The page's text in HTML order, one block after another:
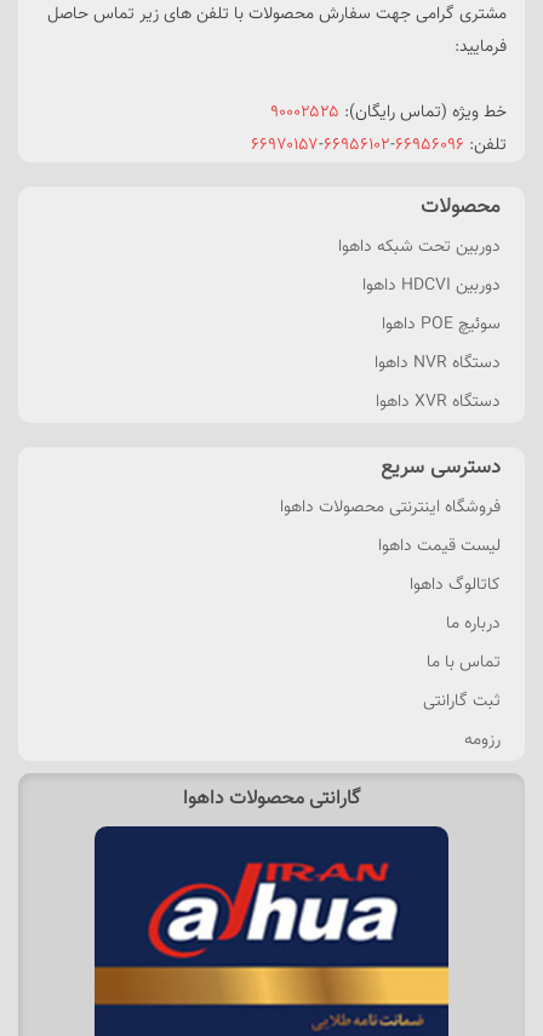
مشتری گرامی جهت سفارش محصولات با تلفن های زیر تماس حاصل
فرمایید:
خط ویژه (تماس رایگان): ۹۰۰۰۲۵۲۵
تلفن: ۶۶۹۵۶۰۹۶-۶۶۹۵۶۱۰۲-۶۶۹۷۰۱۵۷
محصولات
دوربین تحت شبکه داهوا
دوربین HDCVI داهوا
سوئیچ POE داهوا
دستگاه NVR داهوا
دستگاه XVR داهوا
دسترسی سریع
فروشگاه اینترنتی محصولات داهوا
لیست قیمت داهوا
کاتالوگ داهوا
درباره ما
تماس با ما
ثبت گارانتی
رزومه
گارانتی محصولات داهوا